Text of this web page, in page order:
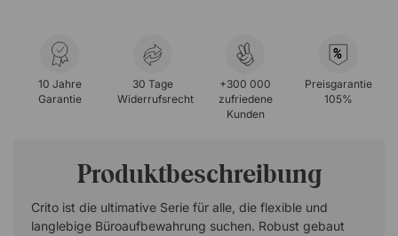
10 Jahre
Garantie
30 Tage
Widerrufsrecht
+300 000
zufriedene
Kunden
%
Preisgarantie
105%
Produktbeschreibung
Crito ist die ultimative Serie für alle, die flexible und
langlebige Büroaufbewahrung suchen. Robust gebaut